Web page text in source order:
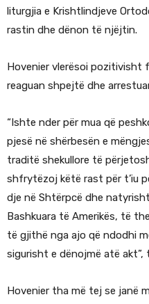
liturgjia e Krishtlindjeve
rastin dhe dënon të njëjtin.
Hovenier vlerësoi
reaguan shpejtë dhe
“Ishte nder për mua që
pjesë në shërbesën e
traditë shekullore të
shfrytëzoj këtë rast për t’iu
dje në Shtërpcë dhe
Bashkuara të Amerikës, të
të gjithë nga ajo që ndodhi
sigurisht e dënojmë atë akt”,
Hovenier tha më tej se janë